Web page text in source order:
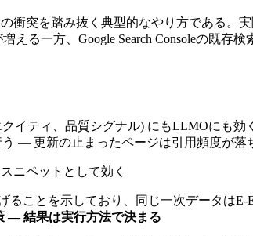
突を踏み抜く典型的なやり方である。
る一方、Google Search Consoleの既存検
イティ、品質シグナル) にもLLMOにも
— 更新の止まったページは引用頻度が落
ニペットとして効く
ことを示しており、同じ一次データは
— 結果は実行方法で決まる